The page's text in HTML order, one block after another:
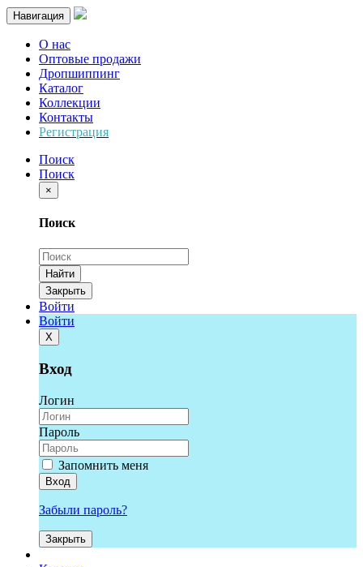
Навигация
О нас
Оптовые продажи
Дропшиппинг
Каталог
Коллекции
Контакты
Регистрация
Поиск
Поиск
×
Поиск
Найти
Закрыть
Войти
Войти
Х
Вход
Логин
Пароль
Запомнить меня
Вход
Забыли пароль?
Закрыть